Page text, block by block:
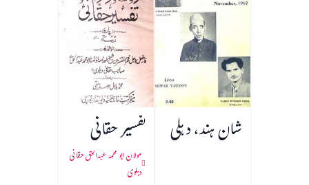
شان ہند، دہلی تفسیر حقانی
مولان ابو محمد عبدالحق حقانی
دہلوی